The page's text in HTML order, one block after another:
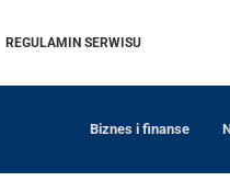
REGULAMIN SERWISU
Biznes i finanse